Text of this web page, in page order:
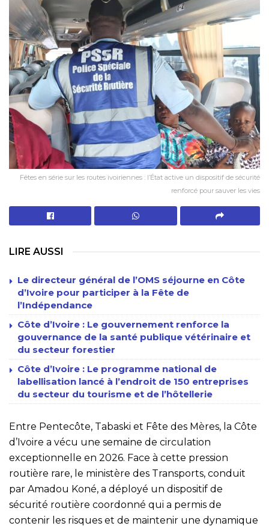
Fêtes en série sur les routes ivoiriennes : l’État active un dispositif de sécurité
renforcé pour sauver les vies
LIRE AUSSI
Le directeur général de l’OMS séjourne en Côte
d’Ivoire pour participer à la Fête de
l’Indépendance
Côte d’Ivoire : Le gouvernement renforce la
gouvernance de la santé publique vétérinaire et
du secteur forestier
Côte d’Ivoire : Le programme national de
labellisation lancé à l’endroit de 150 entreprises
du secteur du tourisme et de l’hôtellerie
Entre Pentecôte, Tabaski et Fête des Mères, la Côte
d’Ivoire a vécu une semaine de circulation
exceptionnelle en 2026. Face à cette pression
routière rare, le ministère des Transports, conduit
par Amadou Koné, a déployé un dispositif de
sécurité routière coordonné qui a permis de
contenir les risques et de maintenir une dynamique